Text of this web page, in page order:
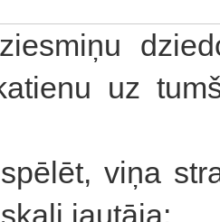
uz
viņa
jautāja: